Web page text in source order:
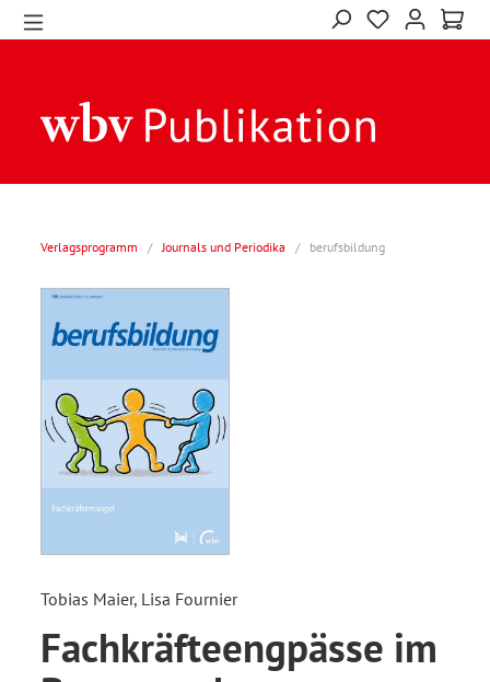
Verlagsprogramm / Journals und Periodika / berufsbildung
Tobias Maier, Lisa Fournier
Fachkräfteengpässe im